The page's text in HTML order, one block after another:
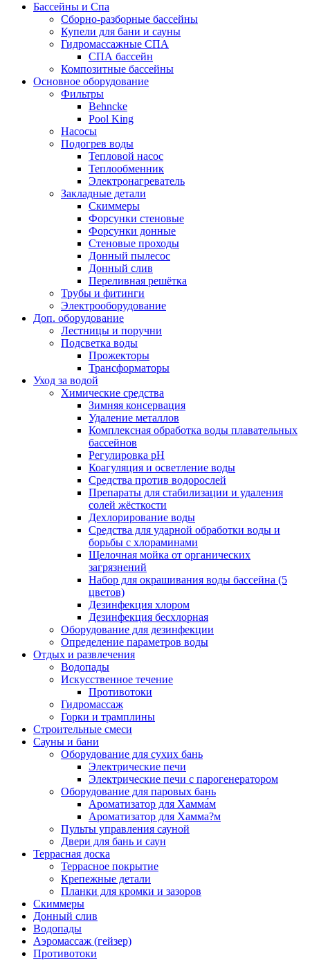
Бассейны и Спа
Сборно-разборные бассейны
Купели для бани и сауны
Гидромассажные СПА
СПА бассейн
Композитные бассейны
Основное оборудование
Фильтры
Behncke
Pool King
Насосы
Подогрев воды
Тепловой насос
Теплообменник
Электронагреватель
Закладные детали
Скиммеры
Форсунки стеновые
Форсунки донные
Стеновые проходы
Донный пылесос
Донный слив
Переливная решётка
Трубы и фитинги
Электрооборудование
Доп. оборудование
Лестницы и поручни
Подсветка воды
Прожекторы
Трансформаторы
Уход за водой
Химические средства
Зимняя консервация
Удаление металлов
Комплексная обработка воды плавательных
бассейнов
Регулировка рH
Коагуляция и осветление воды
Средства против водорослей
Препараты для стабилизации и удаления
солей жёсткости
Дехлорирование воды
Средства для ударной обработки воды и
борьбы с хлораминами
Щелочная мойка от органических
загрязнений
Набор для окрашивания воды бассейна (5
цветов)
Дезинфекция хлором
Дезинфекция бесхлорная
Оборудование для дезинфекции
Определение параметров воды
Отдых и развлечения
Водопады
Искусственное течение
Противотоки
Гидромассаж
Горки и трамплины
Строительные смеси
Сауны и бани
Оборудование для сухих бань
Электрические печи
Электрические печи с парогенератором
Оборудование для паровых бань
Ароматизатор для Хамма́м
Ароматизатор для Хамма?м
Пульты управления сауной
Двери для бань и саун
Террасная доска
Террасное покрытие
Крепежные детали
Планки для кромки и зазоров
Скиммеры
Донный слив
Водопады
Аэромассаж (гейзер)
Противотоки